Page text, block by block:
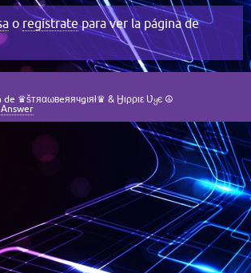
o regístratepara ver la página de
de ♛šтяαωвeяячgıяł♛ & Ӈιρριε Ʋყє ☮